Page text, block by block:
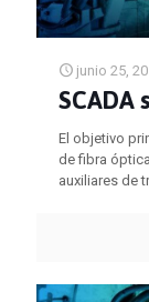
junio 25,
SCADA
El objetivo
de fibra
auxiliares de